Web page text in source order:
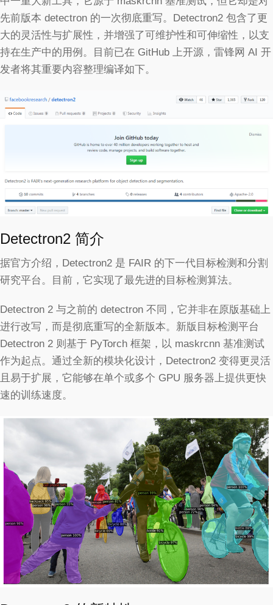
先前版本 detectron 的一次彻底重写。Detectron2 包含了更
大的灵活性与扩展性，并增强了可维护性和可伸缩性，以支
持在生产中的用例。目前已在 GitHub 上开源，雷锋网 AI 开
发者将其重要内容整理编译如下。
Detectron2 简介
据官方介绍，Detectron2 是 FAIR 的下一代目标检测和分割
研究平台。目前，它实现了最先进的目标检测算法。
Detectron 2 与之前的 detectron 不同，它并非在原版基础上
进行改写，而是彻底重写的全新版本。新版目标检测平台
Detectron 2 则基于 PyTorch 框架，以 maskrcnn 基准测试
作为起点。通过全新的模块化设计，Detectron2 变得更灵活
且易于扩展，它能够在单个或多个 GPU 服务器上提供更快
速的训练速度。